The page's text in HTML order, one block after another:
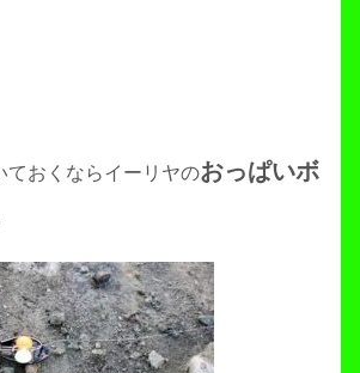
ておくならイーリヤのおっぱいボ